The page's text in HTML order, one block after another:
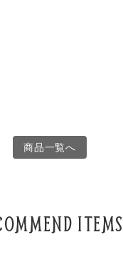
商品一覧へ
ITEMS